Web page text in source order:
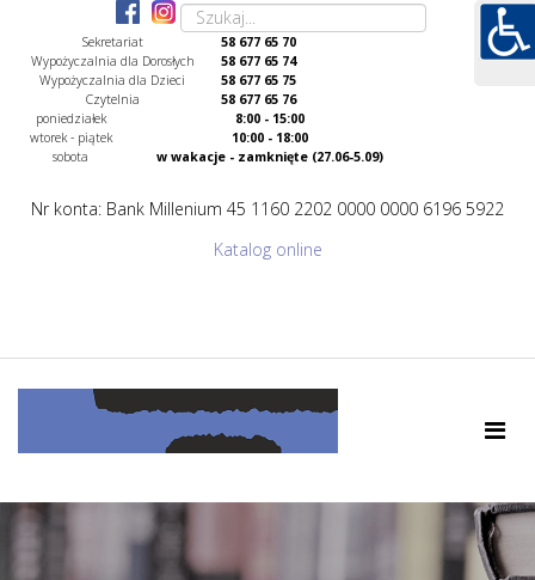
Sekretariat
58 677 65 70
Wypożyczalnia dla Dorosłych
58 677 65 74
Wypożyczalnia dla Dzieci
58 677 65 75
Czytelnia
58 677 65 76
poniedziałek
8:00 - 15:00
wtorek - piątek
10:00 - 18:00
sobota
w wakacje - zamknięte (27.06-5.09)
Nr konta: Bank Millenium 45 1160 2202 0000 0000 6196 5922
Katalog online